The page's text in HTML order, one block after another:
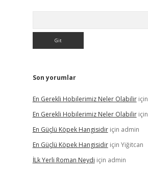
Son yorumlar
En Gerekli Hobilerimiz Neler Olabiliriçin
En Gerekli Hobilerimiz Neler Olabiliriçin
En Güçlü Köpek Hangisidiriçin admin
En Güçlü Köpek Hangisidiriçin Yiğitcan
İLk Yerli Roman Neydi için admin